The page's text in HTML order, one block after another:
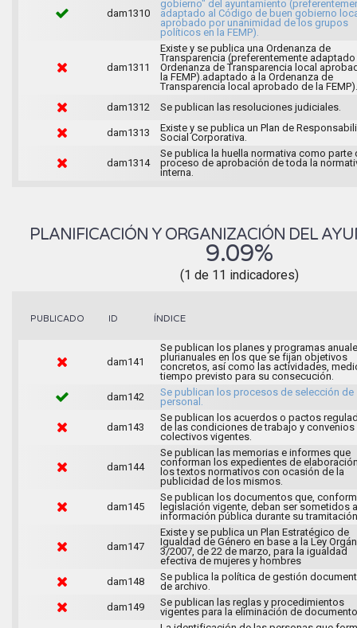
dam1310
gobierno" del ayuntamiento
adaptado al Código de buen gobierno
aprobado por unanimidad de los grupos
políticos en la FEMP).
dam1311
Existe y se publica una Ordenanza de
Transparencia (preferentemente adaptado
Ordenanza de Transparencia local
la FEMP).adaptado a la Ordenanza de
Transparencia local aprobado de la FEMP).
dam1312
Se publican las resoluciones judiciales.
dam1313
Existe y se publica un Plan de
Social Corporativa.
dam1314
Se publica la huella normativa como parte
proceso de aprobación de toda la
interna.
PLANIFICACIÓN Y ORGANIZACIÓN DEL
9.09%
(1 de 11 indicadores)
PUBLICADO ID ÍNDICE
dam141
Se publican los planes y programas
plurianuales en los que se fijan objetivos
concretos, así como las actividades,
tiempo previsto para su consecución.
dam142
Se publican los procesos de selección de
personal.
dam143
Se publican los acuerdos o pactos
de las condiciones de trabajo y convenios
colectivos vigentes.
dam144
Se publican las memorias e informes que
conforman los expedientes de
los textos normativos con ocasión de la
publicidad de los mismos.
dam145
Se publican los documentos que,
legislación vigente, deban ser sometidos a
información pública durante su
dam147
Existe y se publica un Plan Estratégico de
Igualdad de Género en base a la Ley
3/2007, de 22 de marzo, para la igualdad
efectiva de mujeres y hombres
dam148
Se publica la política de gestión
de archivo.
dam149
Se publican las reglas y procedimientos
vigentes para la eliminación de